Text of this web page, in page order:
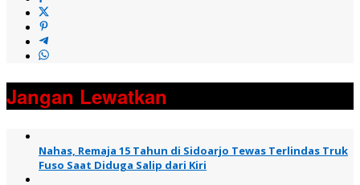
Jangan Lewatkan
Nahas, Remaja 15 Tahun di Sidoarjo Tewas Terlindas Truk
Fuso Saat Diduga Salip dari Kiri